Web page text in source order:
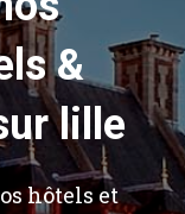
&
lille
hôtels et